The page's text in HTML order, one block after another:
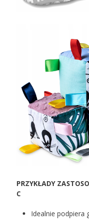
PRZYKŁADY
C
Idealnie podpiera